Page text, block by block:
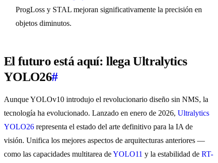
ProgLoss y STAL mejoran significativamente la precisión en
objetos diminutos.
El futuro está aquí: llega Ultralytics
YOLO26#
Aunque YOLOv10 introdujo el revolucionario diseño sin NMS, la
tecnología ha evolucionado. Lanzado en enero de 2026, Ultralytics
YOLO26 representa el estado del arte definitivo para la IA de
visión. Unifica los mejores aspectos de arquitecturas anteriores —
como las capacidades multitarea deYOLO11 y la estabilidad de RT-